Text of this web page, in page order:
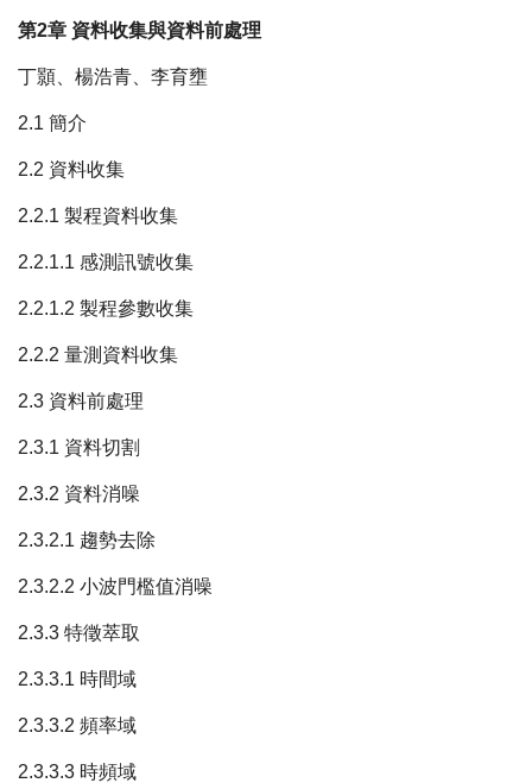
第2章 資料收集與資料前處理
丁顥、楊浩青、李育壅
2.1 簡介
2.2 資料收集
2.2.1 製程資料收集
2.2.1.1 感測訊號收集
2.2.1.2 製程參數收集
2.2.2 量測資料收集
2.3 資料前處理
2.3.1 資料切割
2.3.2 資料消噪
2.3.2.1 趨勢去除
2.3.2.2 小波門檻值消噪
2.3.3 特徵萃取
2.3.3.1 時間域
2.3.3.2 頻率域
2.3.3.3 時頻域